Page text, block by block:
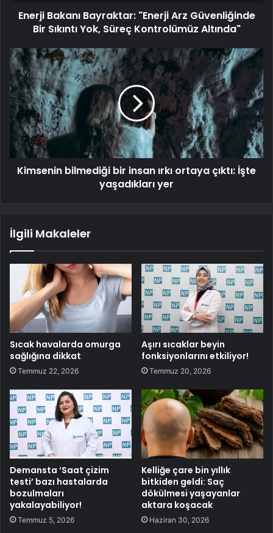
Enerji Bakanı Bayraktar: "Enerji Arz Güvenliğinde
Bir Sıkıntı Yok, Süreç Kontrolümüz Altında"
Kimsenin bilmediği bir insan ırkı ortaya çıktı: İşte
yaşadıkları yer
İlgili Makaleler
Sıcak havalarda omurga
sağlığına dikkat
Temmuz 22, 2026
Aşırı sıcaklar beyin
fonksiyonlarını etkiliyor!
Temmuz 20, 2026
Demansta ‘Saat çizim
testi’ bazı hastalarda
bozulmaları
yakalayabiliyor!
Temmuz 5, 2026
Kelliğe çare bin yıllık
bitkiden geldi: Saç
dökülmesi yaşayanlar
aktara koşacak
Haziran 30, 2026